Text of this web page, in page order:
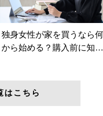
はこちら